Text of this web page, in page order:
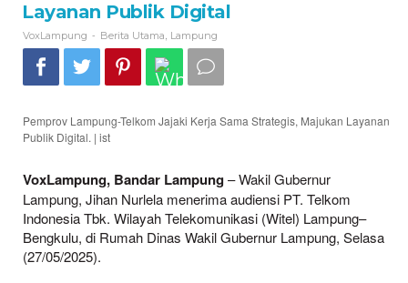
Layanan Publik Digital
VoxLampung - Berita Utama Lampung
Pemprov Lampung-Telkom Jajaki Kerja Sama Strategis, Majukan Layanan
Publik Digital. | ist
VoxLampung, Bandar Lampung– Wakil Gubernur
Lampung, Jihan Nurlela menerima audiensi PT. Telkom
Indonesia Tbk. Wilayah Telekomunikasi (Witel) Lampung–
Bengkulu, di Rumah Dinas Wakil Gubernur Lampung, Selasa
(27/05/2025).